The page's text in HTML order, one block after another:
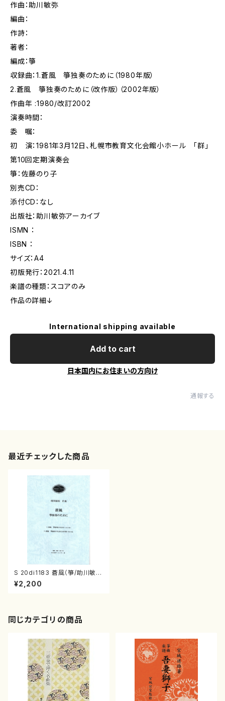
作曲：助川敏弥
編曲：
作詩：
著者：
編成：箏
収録曲：1.蒼風 箏独奏のために（1980年版）
2.蒼風 箏独奏のために（改作版）（2002年版）
作曲年 :1980/改訂2002
演奏時間：
委 嘱：
初 演：1981年3月12日、札幌市教育文化会館小ホール 「群」
第10回定期演奏会
箏：佐藤のり子
別売CD：
添付CD：なし
出版社：助川敏弥アーカイブ
ISMN ：
ISBN ：
サイズ：A4
初版発行：2021.4.11
楽譜の種類：スコアのみ
作品の詳細↓
International shipping available
Add to cart
日本国内にお住まいの方向け
通報する
最近チェックした商品
S 20di1183 蒼風（箏/助川敏
弥/楽譜）
¥2,200
同じカテゴリの商品